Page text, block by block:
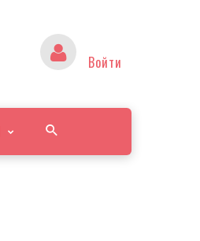
Войти